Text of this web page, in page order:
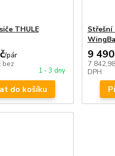
THULE
/pár
bez
1 - 3 dny
do košíku
Střešní
9
7
DPH